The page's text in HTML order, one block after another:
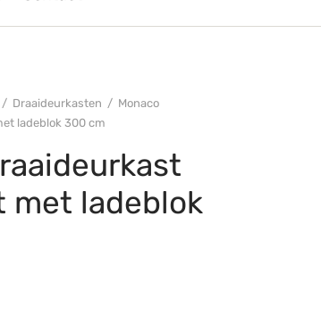
/ Draaideurkasten / Monaco
ladeblok 300 cm
met ladeblok